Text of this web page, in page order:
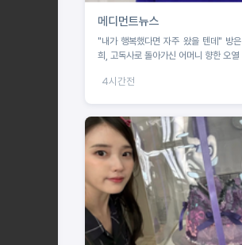
메디먼트뉴스
"내가 행복했다면 자주 왔을 텐데" 방은
희, 고독사로 돌아가신 어머니 향한 오열
4시간전